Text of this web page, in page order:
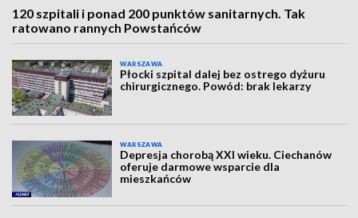
120 szpitali i ponad 200 punktów sanitarnych. Tak
ratowano rannych Powstańców
WARSZAWA
Płocki szpital dalej bez ostrego dyżuru
chirurgicznego. Powód: brak lekarzy
WARSZAWA
Depresja chorobą XXI wieku. Ciechanów
oferuje darmowe wsparcie dla
mieszkańców